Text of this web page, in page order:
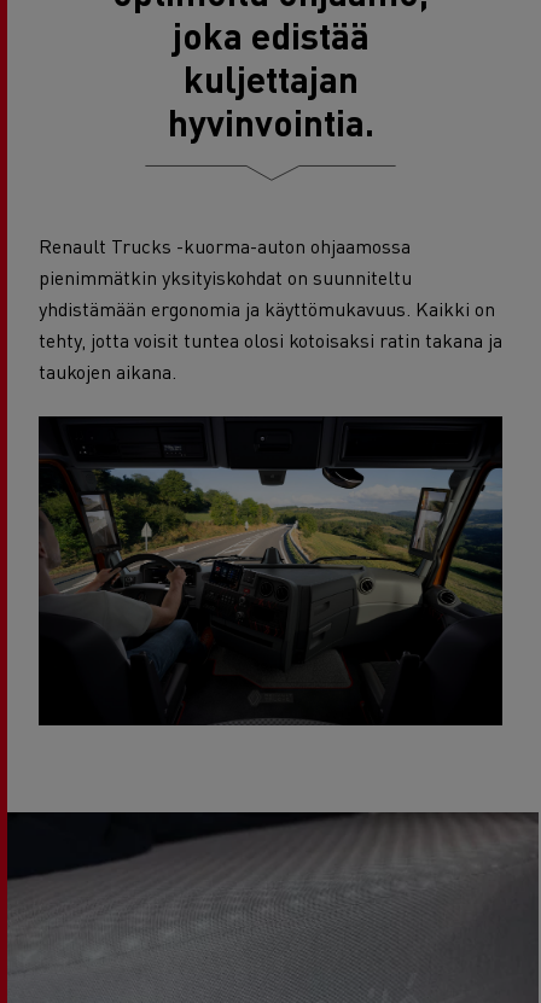
joka edistää
kuljettajan
hyvinvointia.
Renault Trucks -kuorma-auton ohjaamossa
pienimmätkin yksityiskohdat on suunniteltu
yhdistämään ergonomia ja käyttömukavuus. Kaikki on
tehty, jotta voisit tuntea olosi kotoisaksi ratin takana ja
taukojen aikana.